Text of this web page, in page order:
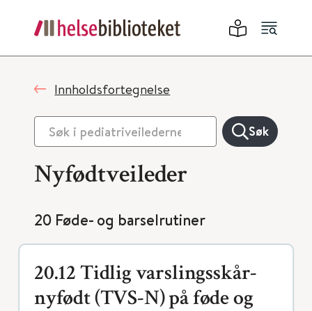
Innholdsfortegnelse
Søk
Nyfødtveileder
20 Føde- og barselrutiner
20.12 Tidlig varslingsskår-
nyfødt (TVS-N) på føde og